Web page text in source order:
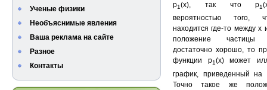
Ученые физики
Необъяснимые явления
Ваша реклама на сайте
Разное
Контакты
p1(x), так что p1
вероятностью того,
находится где-то между х
положение частицы
достаточно хорошо, то
функции p1(x) может
график, приведенный на
Точно такое же